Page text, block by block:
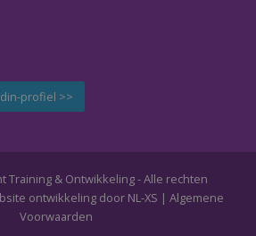
profiel >>
Training & Ontwikkeling - Alle rechten
ontwikkeling door NL-XS | Algemene
Voorwaarden